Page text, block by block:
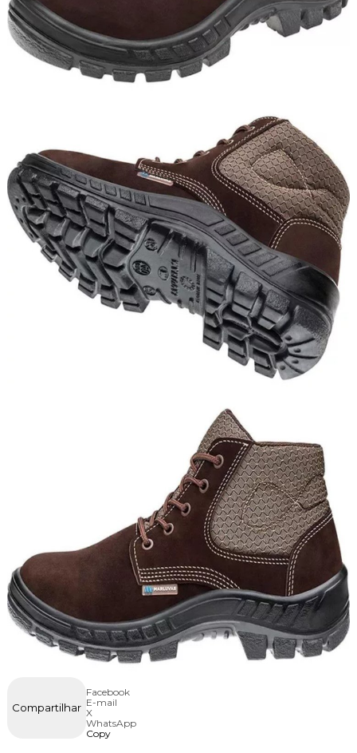
Compartilhar
Facebook
E-mail
X
WhatsApp
Copy